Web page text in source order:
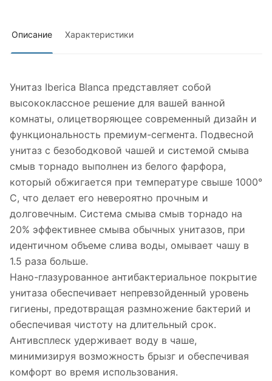
Описание Характеристики
Унитаз Iberica Blanca представляет собой
высококлассное решение для вашей ванной
комнаты, олицетворяющее современный дизайн и
функциональность премиум-сегмента. Подвесной
унитаз с безободковой чашей и системой смыва
смыв торнадо выполнен из белого фарфора,
который обжигается при температуре свыше 1000°
С, что делает его невероятно прочным и
долговечным. Система смыва смыв торнадо на
20% эффективнее смыва обычных унитазов, при
идентичном объеме слива воды, омывает чашу в
1.5 раза больше.
Нано-глазурованное антибактериальное покрытие
унитаза обеспечивает непревзойденный уровень
гигиены, предотвращая размножение бактерий и
обеспечивая чистоту на длительный срок.
Антивсплеск удерживает воду в чаше,
минимизируя возможность брызг и обеспечивая
комфорт во время использования.